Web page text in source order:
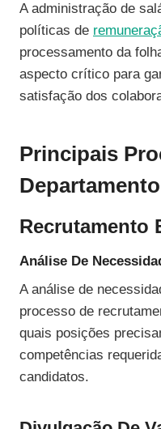
A administração de
políticas de
processamento da
aspecto crítico para
satisfação dos
Principais
Recrutamento
Análise De
A análise de
processo de
quais posições
competências
candidatos.